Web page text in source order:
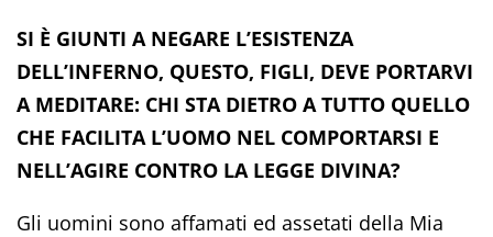
SI È GIUNTI A NEGARE L’ESISTENZA
DELL’INFERNO, QUESTO, FIGLI, DEVE PORTARVI
A MEDITARE: CHI STA DIETRO A TUTTO QUELLO
CHE FACILITA L’UOMO NEL COMPORTARSI E
NELL’AGIRE CONTRO LA LEGGE DIVINA?
Gli uomini sono affamati ed assetati della Mia